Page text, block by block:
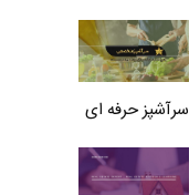
سرآشپز حرفه ای